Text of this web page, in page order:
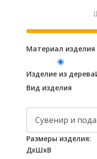
Материал изделия
Изделие из дерева
Вид изделия
Размеры изделия:
ДхШхВ